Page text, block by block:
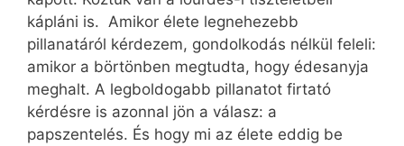
kápláni is. Amikor élete legnehezebb
pillanatáról kérdezem, gondolkodás nélkül feleli:
amikor a börtönben megtudta, hogy édesanyja
meghalt. A legboldogabb pillanatot firtató
kérdésre is azonnal jön a válasz: a
papszentelés. És hogy mi az élete eddig be